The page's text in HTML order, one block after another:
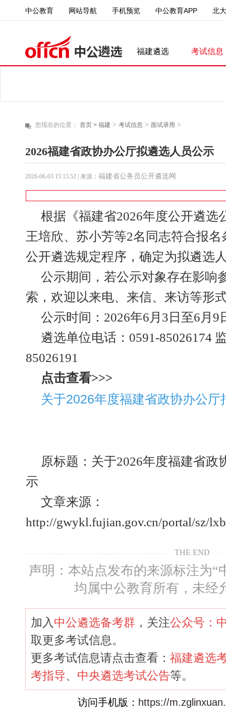
中公教育 网站导航 手机预览 中公教育APP 北
福建遴选 考试信息
您现在的位置： 首页 > 福建 > 考试信息 > 面试录用 >
2026福建省政协办公厅拟遴选人员公示
2026-06-03 15:15:52 | 来源： 福建省公务员公开遴选网
根据《福建省2026年度公开遴选
王培欣、苏小芳等2名同志符合报
公开遴选规定程序，确定为拟遴选
公示期间，若公示对象存在影响
索，欢迎以来电、来信、来访等形
公示时间：2026年6月3日至6月9
遴选单位电话：0591-85026174
85026191
点击查看>>>
关于2026年度福建省政协办公厅
原标题：关于2026年度福建省政
示
文章来源：
http://gwykl.fujian.gov.cn/portal/sz/
THE END
声明：本站点发布的来源标注为“
均属中公教育所有，未经
加入 中公遴选备考群 ，关注公众号：
取更多考试信息。
更多考试信息请点击查看： 福建遴选
考指导、 中央遴选考试公告等。
访问手机版： https://